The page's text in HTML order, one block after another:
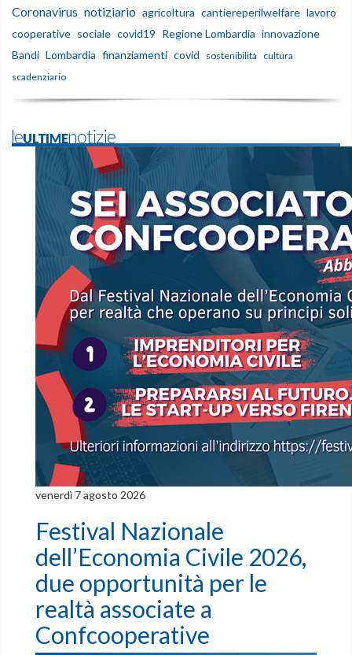
Coronavirus notiziario agricoltura cantiereperilwelfare lavoro
cooperative sociale covid19 Regione Lombardia innovazione
Bandi Lombardia finanziamenti covid sostenibilità
cultura
scadenziario
leULTIMEnotizie
venerdì 7 agosto 2026
Festival Nazionale
dell’Economia Civile 2026,
due opportunità per le
realtà associate a
Confcooperative